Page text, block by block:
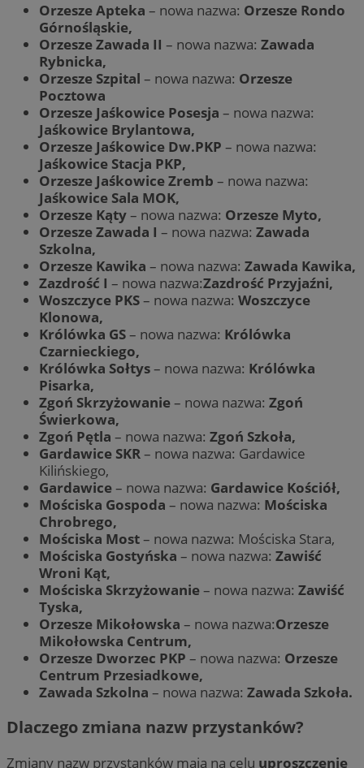
Orzesze Apteka – nowa nazwa: Orzesze Rondo
Górnośląskie,
Orzesze Zawada II – nowa nazwa: Zawada
Rybnicka,
Orzesze Szpital – nowa nazwa: Orzesze
Pocztowa
Orzesze Jaśkowice Posesja – nowa nazwa:
Jaśkowice Brylantowa,
Orzesze Jaśkowice Dw.PKP – nowa nazwa:
Jaśkowice Stacja PKP,
Orzesze Jaśkowice Zremb – nowa nazwa:
Jaśkowice Sala MOK,
Orzesze Kąty– nowa nazwa: Orzesze Myto,
Orzesze Zawada I – nowa nazwa: Zawada
Szkolna,
Orzesze Kawika – nowa nazwa: Zawada Kawika,
Zazdrość I – nowa nazwa:Zazdrość Przyjaźni,
Woszczyce PKS– nowa nazwa: Woszczyce
Klonowa,
Królówka GS– nowa nazwa: Królówka
Czarnieckiego,
Królówka Sołtys– nowa nazwa: Królówka
Pisarka,
Zgoń Skrzyżowanie– nowa nazwa: Zgoń
Świerkowa,
Zgoń Pętla – nowa nazwa: Zgoń Szkoła,
Gardawice SKR– nowa nazwa: Gardawice
Kilińskiego,
Gardawice– nowa nazwa: Gardawice Kościół,
Mościska Gospoda – nowa nazwa: Mościska
Chrobrego,
Mościska Most– nowa nazwa: Mościska Stara,
Mościska Gostyńska – nowa nazwa: Zawiść
Wroni Kąt,
Mościska Skrzyżowanie– nowa nazwa: Zawiść
Tyska,
Orzesze Mikołowska – nowa nazwa:Orzesze
Mikołowska Centrum,
Orzesze Dworzec PKP – nowa nazwa: Orzesze
Centrum Przesiadkowe,
Zawada Szkolna – nowa nazwa: Zawada Szkoła.
Dlaczego zmiana nazw przystanków?
Zmiany nazw przystanków mają na celu uproszczenie